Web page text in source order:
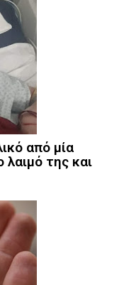
από μία
της και